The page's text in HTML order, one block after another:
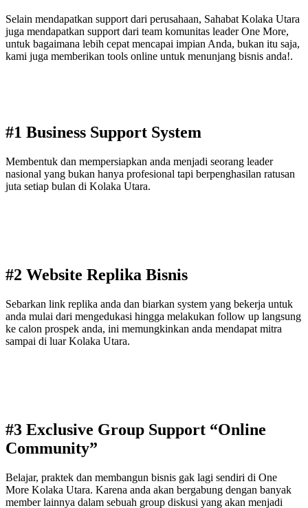
Selain mendapatkan support dari perusahaan, Sahabat Kolaka Utara
juga mendapatkan support dari team komunitas leader One More,
untuk bagaimana lebih cepat mencapai impian Anda, bukan itu saja,
kami juga memberikan tools online untuk menunjang bisnis anda!.
#1 Business Support System
Membentuk dan mempersiapkan anda menjadi seorang leader
nasional yang bukan hanya profesional tapi berpenghasilan ratusan
juta setiap bulan di Kolaka Utara.
#2 Website Replika Bisnis
Sebarkan link replika anda dan biarkan system yang bekerja untuk
anda mulai dari mengedukasi hingga melakukan follow up langsung
ke calon prospek anda, ini memungkinkan anda mendapat mitra
sampai di luar Kolaka Utara.
#3 Exclusive Group Support “Online
Community”
Belajar, praktek dan membangun bisnis gak lagi sendiri di One
More Kolaka Utara. Karena anda akan bergabung dengan banyak
member lainnya dalam sebuah group diskusi yang akan menjadi